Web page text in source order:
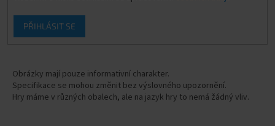
PŘIHLÁSIT SE
Obrázky mají pouze informativní charakter.
Specifikace se mohou změnit bez výslovného upozornění.
Hry máme v různých obalech, ale na jazyk hry to nemá žádný vliv.